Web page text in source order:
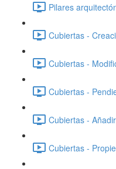
Pilares
Cubiertas -
Cubiertas -
Cubiertas -
Cubiertas -
Cubiertas -